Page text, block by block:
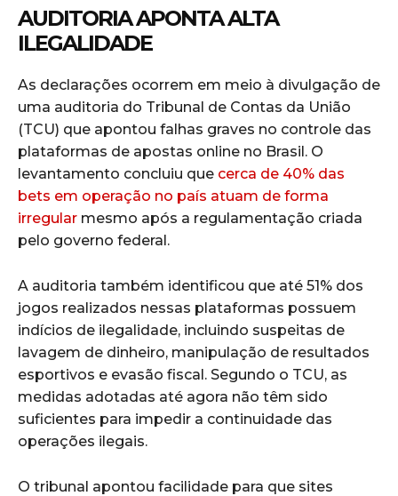
AUDITORIA APONTA ALTA
ILEGALIDADE
As declarações ocorrem em meio à divulgação de
uma auditoria do Tribunal de Contas da União
(TCU) que apontou falhas graves no controle das
plataformas de apostas online no Brasil. O
levantamento concluiu que cerca de 40% das
bets em operação no país atuam de forma
irregular mesmo após a regulamentação criada
pelo governo federal.
A auditoria também identificou que até 51% dos
jogos realizados nessas plataformas possuem
indícios de ilegalidade, incluindo suspeitas de
lavagem de dinheiro, manipulação de resultados
esportivos e evasão fiscal. Segundo o TCU, as
medidas adotadas até agora não têm sido
suficientes para impedir a continuidade das
operações ilegais.
O tribunal apontou facilidade para que sites